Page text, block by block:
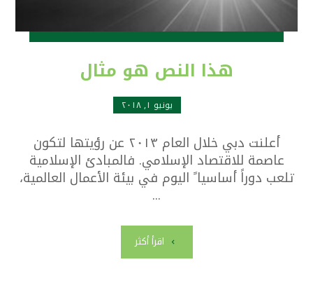
هذا النص هو مثال
يونيو ١, ٢٠١٨
أعلنت دبي خلال العام ٢٠١٣ عن رؤيتها لتكون
عاصمة للاقتصاد الإسلامي. فالمبادئ الإسلامية
تلعب دوراً أساسيا ً اليوم في بيئة الأعمال العالمية،
...
اقرأ أكثر